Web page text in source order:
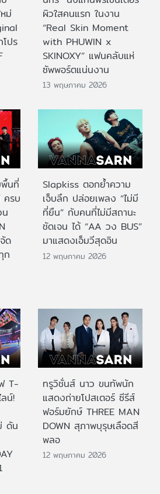
ม่
ปร
ผิวใสคนแรก ในงาน
“Real Skin Moment
with PHUWIN x
SKINOXY” แฟนคลับแห่
ซัพพอร์ตแน่นงาน
13 พฤษภาคม 2026
นที่
ครบ
ด
ก
Slapkiss ตอกย้ำความ
เจ็บลึก ปล่อยเพลง “ไม่มี
ที่ยืน” กับคนที่ไม่มีสถานะ
ชัดเจน ได้ “AA วง BUS”
มาแสดงเอ็มวีสุดอิน
12 พฤษภาคม 2026
T-
น์!
ดัน
ทรูวิชั่นส์ นาว ขนทัพนัก
แสดงถ่ายโปสเตอร์ ซีรีส์
ฟอร์มยักษ์ THREE MAN
DOWN สุภาพบุรุษเลือดสี
พลอ
12 พฤษภาคม 2026